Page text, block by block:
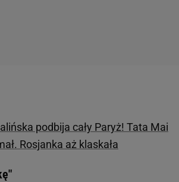
podbija cały Paryż! Tata Mai
Rosjanka aż klaskała